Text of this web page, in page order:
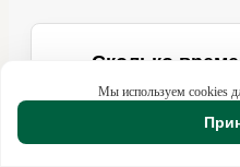
Сколько
занимает
Мы используем cookies